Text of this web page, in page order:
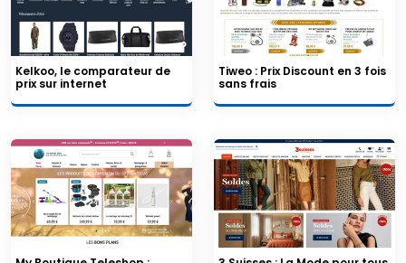
Kelkoo, le comparateur de
prix sur internet
Tiweo : Prix Discount en 3 fois
sans frais